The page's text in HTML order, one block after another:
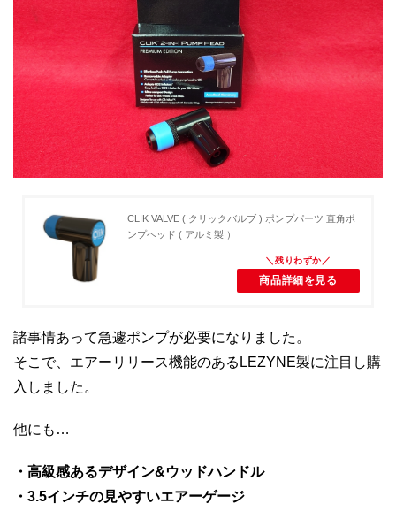
CLIK VALVE ( クリックバルブ ) ポンプパーツ 直角ポ
ンプヘッド ( アルミ製 ）
商品詳細を見る
諸事情あって急遽ポンプが必要になりました。
そこで、エアーリリース機能のあるLEZYNE製に注目し購
入しました。
他にも…
・高級感あるデザイン&ウッドハンドル
・3.5インチの見やすいエアーゲージ